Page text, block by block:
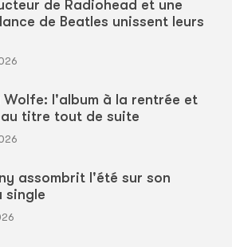
de Radiohead et une
de Beatles unissent leurs
Wolfe: l'album à la rentrée et
titre tout de suite
assombrit l'été sur son
single